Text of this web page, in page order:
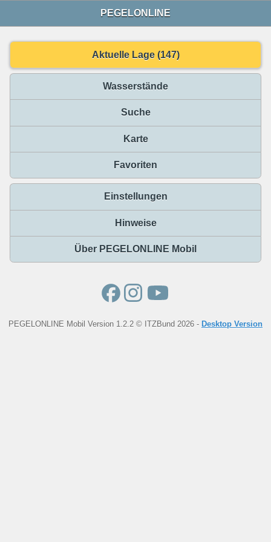
PEGELONLINE
Aktuelle Lage (147)
Wasserstände
Suche
Karte
Favoriten
Einstellungen
Hinweise
Über PEGELONLINE Mobil
PEGELONLINE Mobil Version 1.2.2 © ITZBund 2026 - Desktop Version